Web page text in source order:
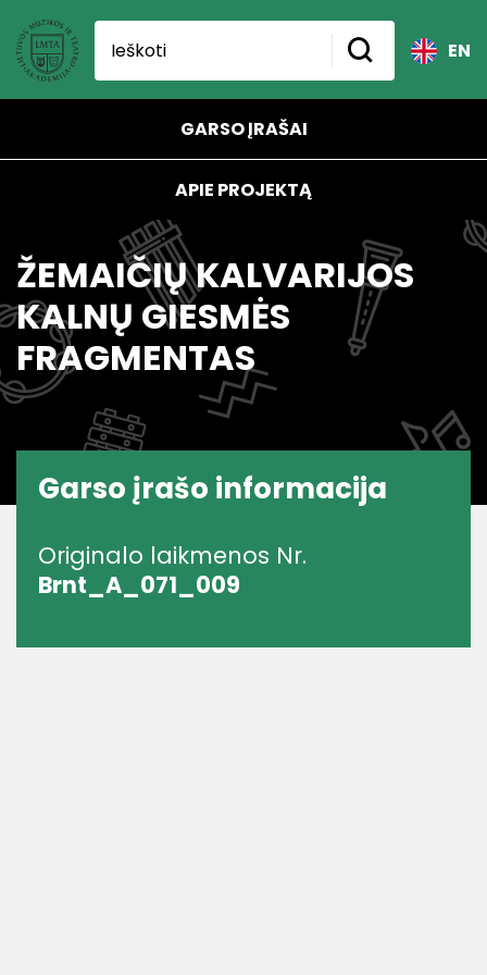
EN
GARSO ĮRAŠAI
APIE PROJEKTĄ
ŽEMAIČIŲ KALVARIJOS
KALNŲ GIESMĖS
FRAGMENTAS
Garso įrašo informacija
Originalo laikmenos Nr.
Brnt_A_071_009